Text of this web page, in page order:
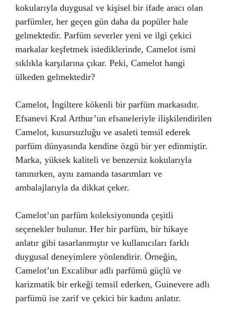
kokularıyla duygusal ve kişisel bir ifade aracı olan
parfümler, her geçen gün daha da popüler hale
gelmektedir. Parfüm severler yeni ve ilgi çekici
markalar keşfetmek istediklerinde, Camelot ismi
sıklıkla karşılarına çıkar. Peki, Camelot hangi
ülkeden gelmektedir?
Camelot, İngiltere kökenli bir parfüm markasıdır.
Efsanevi Kral Arthur’un efsaneleriyle ilişkilendirilen
Camelot, kusursuzluğu ve asaleti temsil ederek
parfüm dünyasında kendine özgü bir yer edinmiştir.
Marka, yüksek kaliteli ve benzersiz kokularıyla
tanınırken, aynı zamanda tasarımları ve
ambalajlarıyla da dikkat çeker.
Camelot’un parfüm koleksiyonunda çeşitli
seçenekler bulunur. Her bir parfüm, bir hikaye
anlatır gibi tasarlanmıştır ve kullanıcıları farklı
duygusal deneyimlere yönlendirir. Örneğin,
Camelot’un Excalibur adlı parfümü güçlü ve
karizmatik bir erkeği temsil ederken, Guinevere adlı
parfümü ise zarif ve çekici bir kadını anlatır.